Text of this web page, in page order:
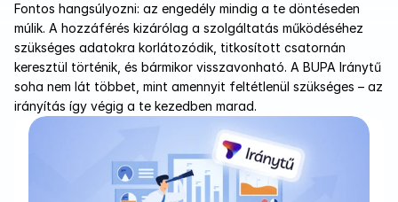
Fontos hangsúlyozni: az engedély mindig a te döntéseden
múlik. A hozzáférés kizárólag a szolgáltatás működéséhez
szükséges adatokra korlátozódik, titkosított csatornán
keresztül történik, és bármikor visszavonható. A BUPA Iránytű
soha nem lát többet, mint amennyit feltétlenül szükséges – az
irányítás így végig a te kezedben marad.